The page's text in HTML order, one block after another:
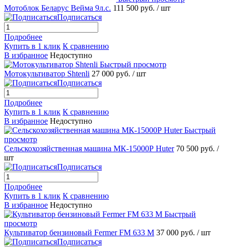
Мотоблок Беларус Вейма 9л.с. 111 500 руб. / шт
Подписаться
Подробнее
Купить в 1 клик К сравнению
В избранное Недоступно
Быстрый просмотр
Мотокультиватор Shtenli 27 000 руб. / шт
Подписаться
Подробнее
Купить в 1 клик К сравнению
В избранное Недоступно
Быстрый
просмотр
Сельскохозяйственная машина МК-15000Р Huter 70 500 руб. /
шт
Подписаться
Подробнее
Купить в 1 клик К сравнению
В избранное Недоступно
Быстрый
просмотр
Культиватор бензиновый Fermer FM 633 M 37 000 руб. / шт
Подписаться